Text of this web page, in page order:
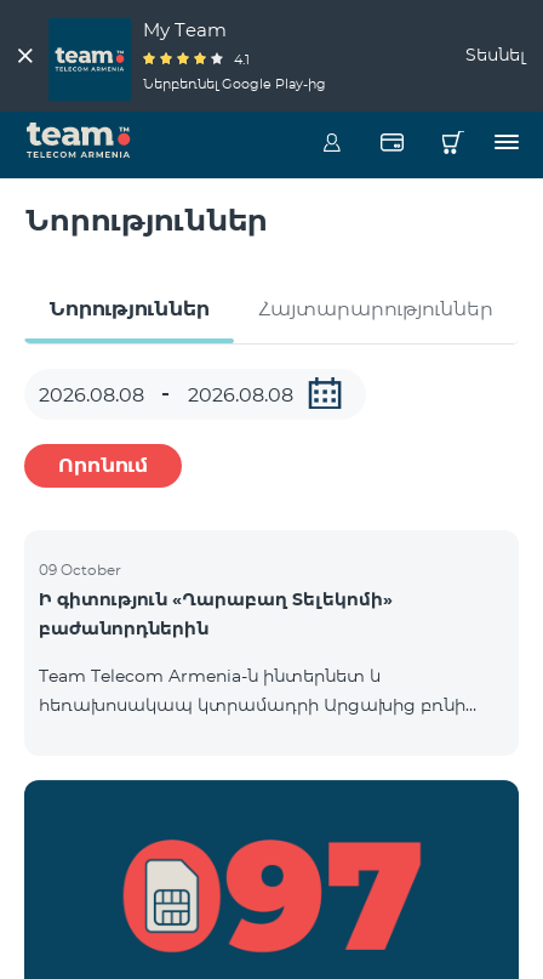
My Team
4.1
Ներբեռնել Google Play-ից
Տեսնել
Նորություններ
Նորություններ Հայտարարություններ
Որոնում
09 October
Ի գիտություն «Ղարաբաղ Տելեկոմի»
բաժանորդներին
Team Telecom Armenia-ն ինտերնետ և
հեռախոսակապ կտրամադրի Արցախից բռնի
համարվելու են «Բի ֆրի 097» սակագնային
փաթեթի բաժանորդ՝ համաձայնվելով
www.telecomarmenia.am կայքում զետեղված դրա
պայմաններին և հրապարակային օֆերտային։